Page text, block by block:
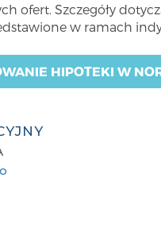
ofert. Szczegóły
w ramach
HIPOTEKI W